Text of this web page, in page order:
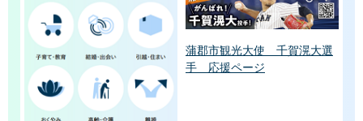
蒲郡市観光大使 千賀滉大選
手 応援ページ